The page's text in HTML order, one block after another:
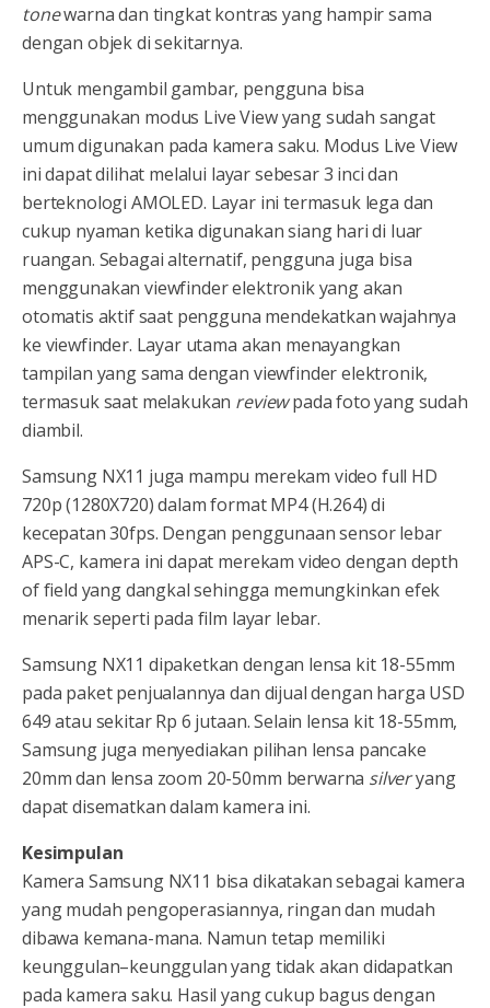
tonewarna dan tingkat kontras yang hampir sama
dengan objek di sekitarnya.
Untuk mengambil gambar, pengguna bisa
menggunakan modus Live View yang sudah sangat
umum digunakan pada kamera saku. Modus Live View
ini dapat dilihat melalui layar sebesar 3 inci dan
berteknologi AMOLED. Layar ini termasuk lega dan
cukup nyaman ketika digunakan siang hari di luar
ruangan. Sebagai alternatif, pengguna juga bisa
menggunakan viewfinder elektronik yang akan
otomatis aktif saat pengguna mendekatkan wajahnya
ke viewfinder. Layar utama akan menayangkan
tampilan yang sama dengan viewfinder elektronik,
termasuk saat melakukan reviewpada foto yang sudah
diambil.
Samsung NX11 juga mampu merekam video full HD
720p (1280X720) dalam format MP4 (H.264) di
kecepatan 30fps. Dengan penggunaan sensor lebar
APS-C, kamera ini dapat merekam video dengan depth
of field yang dangkal sehingga memungkinkan efek
menarik seperti pada film layar lebar.
Samsung NX11 dipaketkan dengan lensa kit 18-55mm
pada paket penjualannya dan dijual dengan harga USD
649 atau sekitar Rp 6 jutaan. Selain lensa kit 18-55mm,
Samsung juga menyediakan pilihan lensa pancake
20mm dan lensa zoom 20-50mm berwarna silveryang
dapat disematkan dalam kamera ini.
Kesimpulan
Kamera Samsung NX11 bisa dikatakan sebagai kamera
yang mudah pengoperasiannya, ringan dan mudah
dibawa kemana-mana. Namun tetap memiliki
keunggulan–keunggulan yang tidak akan didapatkan
pada kamera saku. Hasil yang cukup bagus dengan